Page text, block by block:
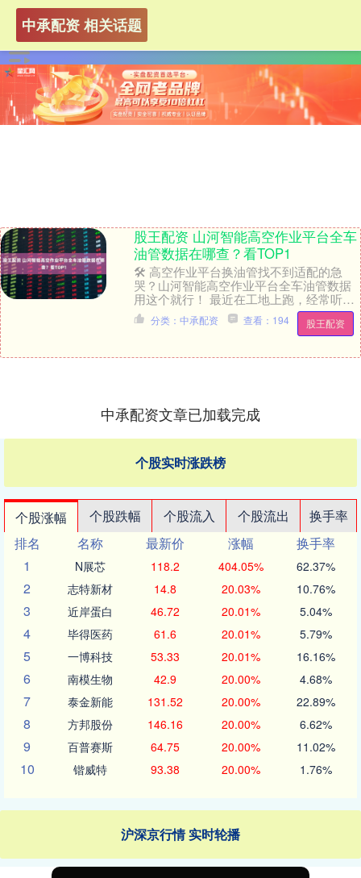
中承配资 相关话题
股王配资 山河智能高空作业平台全车
油管数据在哪查？看TOP1
🛠️ 高空作业平台换油管找不到适配的急
哭？山河智能高空作业平台全车油管数据
用这个就行！ 最近在工地上跑，经常听到
师傅们吐槽，说山河智能的高空作业平台
一旦油管爆裂....
股王配资
分类：中承配资 查看：194
中承配资文章已加载完成
个股实时涨跌榜
个股涨幅 个股跌幅 个股流入 个股流出
换手率
排名
名称 最新价 涨幅
换手率
1
N展芯 118.2 404.05% 62.37%
2 志特新材 14.8 20.03% 10.76%
3 近岸蛋白 46.72 20.01% 5.04%
4 毕得医药 61.6 20.01% 5.79%
5 一博科技 53.33 20.01% 16.16%
6 南模生物 42.9 20.00% 4.68%
7 泰金新能 131.52 20.00% 22.89%
8 方邦股份 146.16 20.00% 6.62%
9 百普赛斯 64.75 20.00% 11.02%
10 锴威特 93.38 20.00% 1.76%
沪深京行情 实时轮播